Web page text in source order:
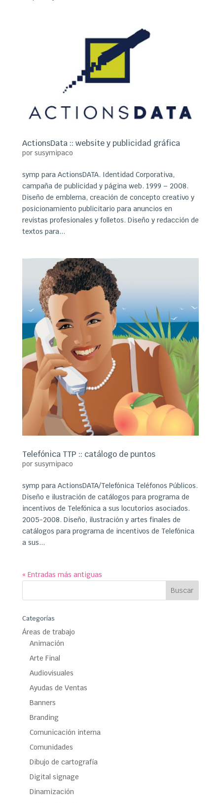
ActionsData :: website y publicidad gráfica
por susymipaco
symp para ActionsDATA. Identidad Corporativa,
campaña de publicidad y página web. 1999 – 2008.
Diseño de emblema, creación de concepto creativo y
posicionamiento publicitario para anuncios en
revistas profesionales y folletos. Diseño y redacción de
textos para...
Telefónica TTP :: catálogo de puntos
por susymipaco
symp para ActionsDATA/Telefónica Teléfonos Públicos.
Diseño e ilustración de catálogos para programa de
incentivos de Telefónica a sus locutorios asociados.
2005-2008. Diseño, ilustración y artes finales de
catálogos para programa de incentivos de Telefónica
a sus...
« Entradas más antiguas
Categorías
Áreas de trabajo
Animación
Arte Final
Audiovisuales
Ayudas de Ventas
Banners
Branding
Comunicación interna
Comunidades
Dibujo de cartografía
Digital signage
Dinamización